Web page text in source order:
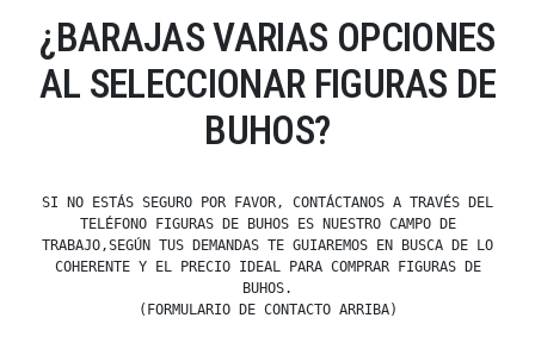
¿BARAJAS VARIAS OPCIONES
AL SELECCIONAR FIGURAS DE
BUHOS?
SI NO ESTÁS SEGURO POR FAVOR, CONTÁCTANOS A TRAVÉS DEL
TELÉFONO FIGURAS DE BUHOS ES NUESTRO CAMPO DE
TRABAJO,SEGÚN TUS DEMANDAS TE GUIAREMOS EN BUSCA DE LO
COHERENTE Y EL PRECIO IDEAL PARA COMPRAR FIGURAS DE
BUHOS.
(FORMULARIO DE CONTACTO ARRIBA)